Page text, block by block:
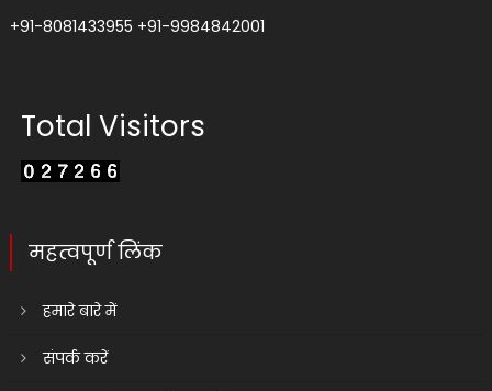
+91-8081433955 +91-9984842001
Total Visitors
महत्वपूर्ण लिंक
हमारे बारे में
संपर्क करें